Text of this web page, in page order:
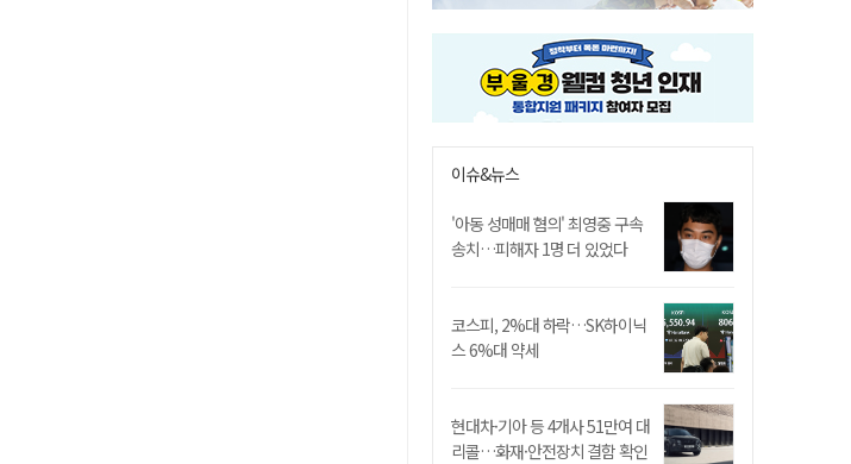
이슈&뉴스
'아동 성매매 혐의' 최영중 구속
송치…피해자 1명 더 있었다
코스피, 2%대 하락…SK하이닉
스 6%대 약세
현대차·기아 등 4개사 51만여 대
리콜…화재·안전장치 결함 확인